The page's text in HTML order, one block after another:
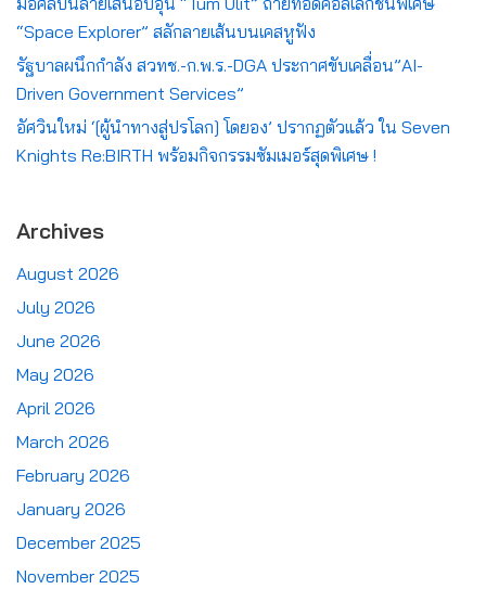
“Space Explorer” สลักลายเส้นบนเคสหูฟัง
รัฐบาลผนึกกำลัง สวทช.-ก.พ.ร.-DGA ประกาศขับเคลื่อน”AI-
Driven Government Services”
อัศวินใหม่ ‘[ผู้นำทางสู่ปรโลก] โดยอง’ ปรากฏตัวแล้ว ใน Seven
Knights Re:BIRTH พร้อมกิจกรรมซัมเมอร์สุดพิเศษ !
Archives
August 2026
July 2026
June 2026
May 2026
April 2026
March 2026
February 2026
January 2026
December 2025
November 2025